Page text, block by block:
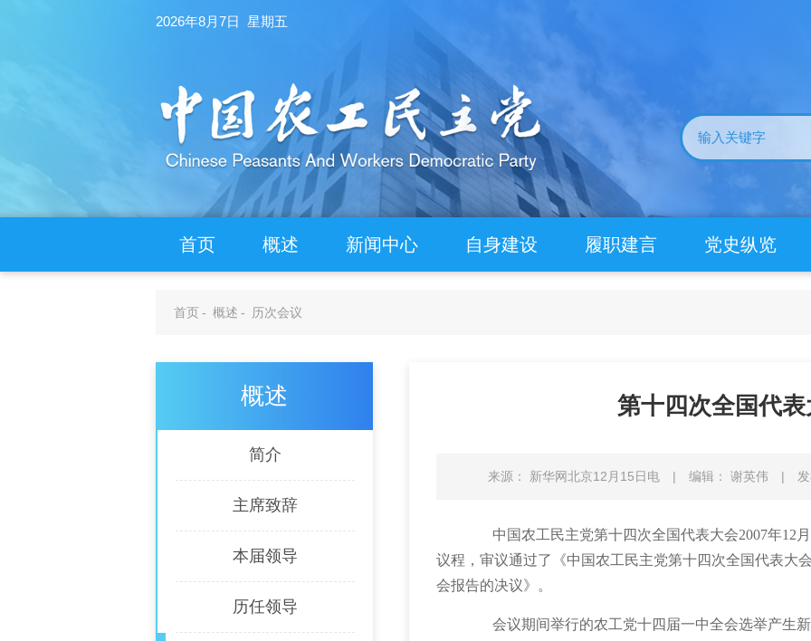
2026年8月7日 星期五
首页 概述 新闻中心 自身建设 履职建言 党史纵览
首页- 概述 - 历次会议
概述
简介
主席致辞
本届领导
历任领导
第十四次全国代
来源： 新华网北京12月15日电 | 编辑： 谢英伟 |
中国农工民主党第十四次全国代表大会2007年12
议程，审议通过了《中国农工民主党第十四次全国代表大
会报告的决议》。
会议期间举行的农工党十四届一中全会选举产生新